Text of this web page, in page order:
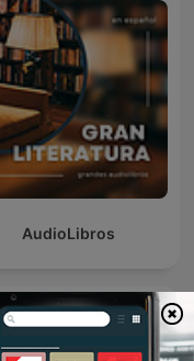
AudioLibros